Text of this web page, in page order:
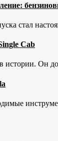
стал
Cab
Он